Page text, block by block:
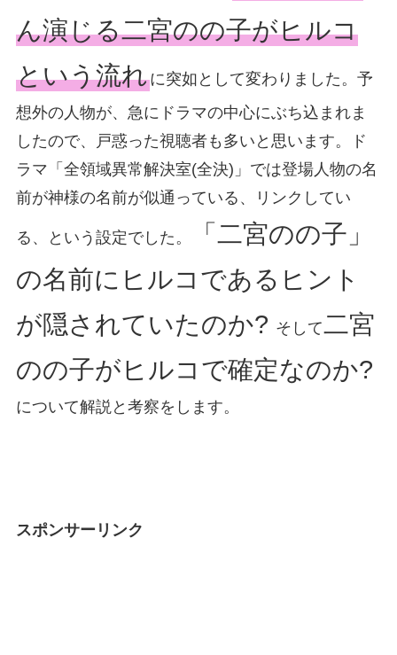
ん演じる二宮のの子がヒルコ
という流れに突如として変わりました。予
想外の人物が、急にドラマの中心にぶち込まれま
したので、戸惑った視聴者も多いと思います。ド
ラマ「全領域異常解決室(全決)」では登場人物の名
前が神様の名前が似通っている、リンクしてい
る、という設定でした。
「二宮のの子」
の名前にヒルコであるヒント
が隠されていたのか? そして二宮
のの子がヒルコで確定なのか?
について解説と考察をします。
スポンサーリンク